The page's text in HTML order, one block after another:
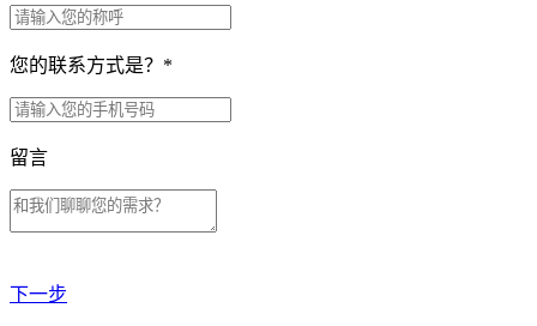
您的联系方式是？ *
留言
下一步